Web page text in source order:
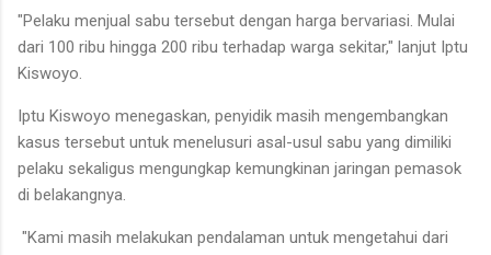
"Pelaku menjual sabu tersebut dengan harga bervariasi. Mulai
dari 100 ribu hingga 200 ribu terhadap warga sekitar," lanjut Iptu
Kiswoyo.
Iptu Kiswoyo menegaskan, penyidik masih mengembangkan
kasus tersebut untuk menelusuri asal-usul sabu yang dimiliki
pelaku sekaligus mengungkap kemungkinan jaringan pemasok
di belakangnya.
"Kami masih melakukan pendalaman untuk mengetahui dari